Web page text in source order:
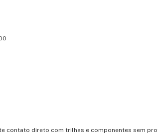
contato direto com trilhas e componentes sem